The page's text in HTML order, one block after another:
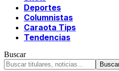
Deportes
Columnistas
Caraota Tips
Tendencias
Buscar